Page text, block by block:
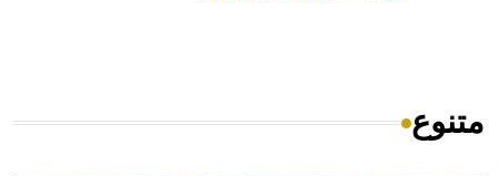
متنوع